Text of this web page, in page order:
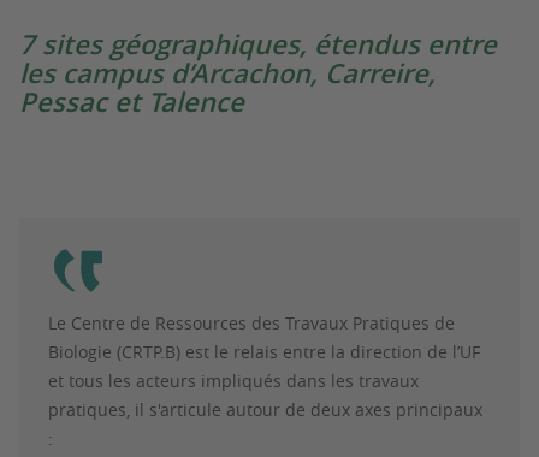
7 sites géographiques, étendus entre
les campus d’Arcachon, Carreire,
Pessac et Talence
Le Centre de Ressources des Travaux Pratiques de
Biologie (CRTP.B) est le relais entre la direction de l’UF
et tous les acteurs impliqués dans les travaux
pratiques, il s'articule autour de deux axes principaux
: